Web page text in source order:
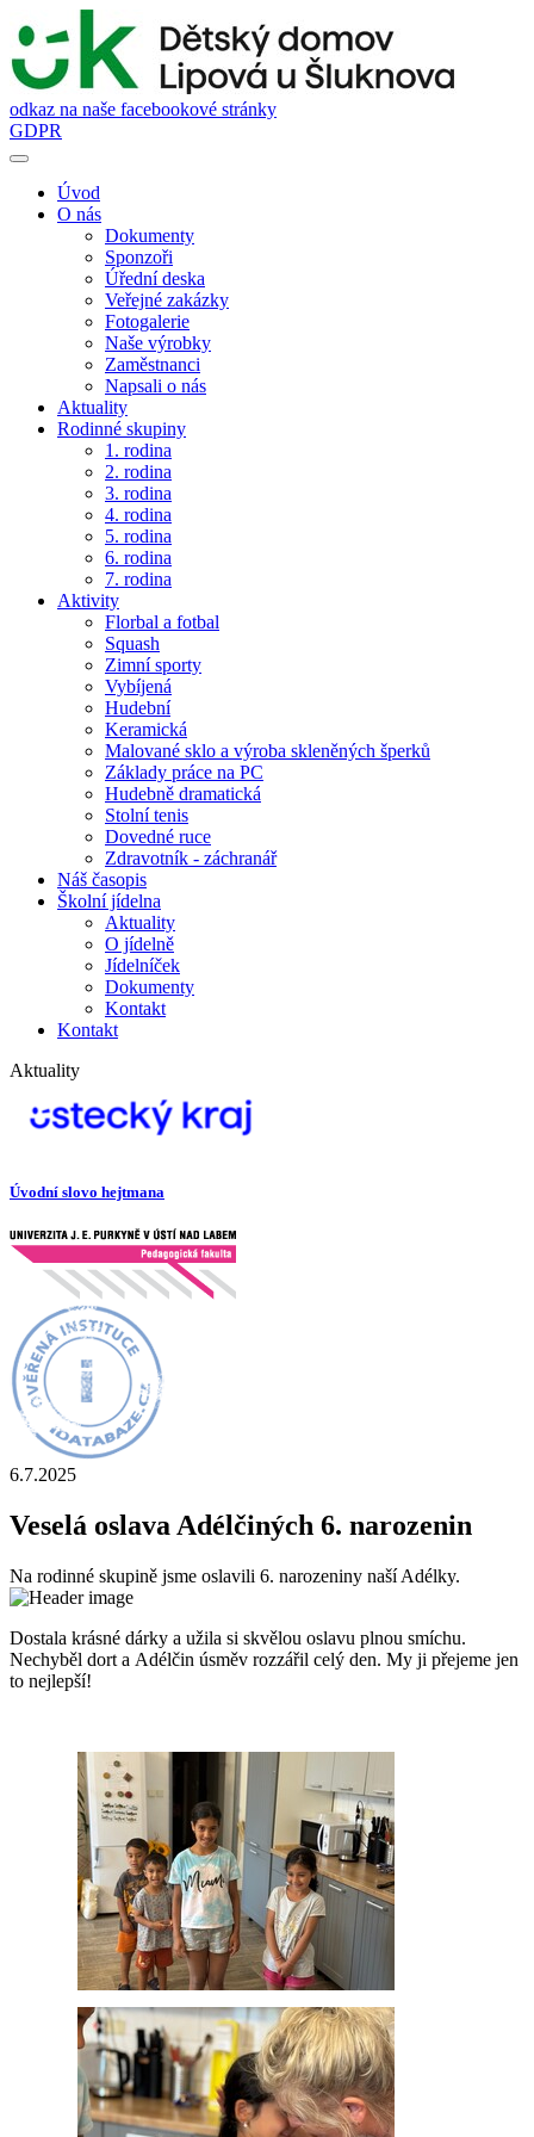
odkaz na naše facebookové stránky
GDPR
Úvod
O nás
Dokumenty
Sponzoři
Úřední deska
Veřejné zakázky
Fotogalerie
Naše výrobky
Zaměstnanci
Napsali o nás
Aktuality
Rodinné skupiny
1. rodina
2. rodina
3. rodina
4. rodina
5. rodina
6. rodina
7. rodina
Aktivity
Florbal a fotbal
Squash
Zimní sporty
Vybíjená
Hudební
Keramická
Malované sklo a výroba skleněných šperků
Základy práce na PC
Hudebně dramatická
Stolní tenis
Dovedné ruce
Zdravotník - záchranář
Náš časopis
Školní jídelna
Aktuality
O jídelně
Jídelníček
Dokumenty
Kontakt
Kontakt
Aktuality
Úvodní slovo hejtmana
6.7.2025
Veselá oslava Adélčiných 6. narozenin
Na rodinné skupině jsme oslavili 6. narozeniny naší Adélky.
Dostala krásné dárky a užila si skvělou oslavu plnou smíchu.
Nechyběl dort a Adélčin úsměv rozzářil celý den. My ji přejeme jen
to nejlepší!